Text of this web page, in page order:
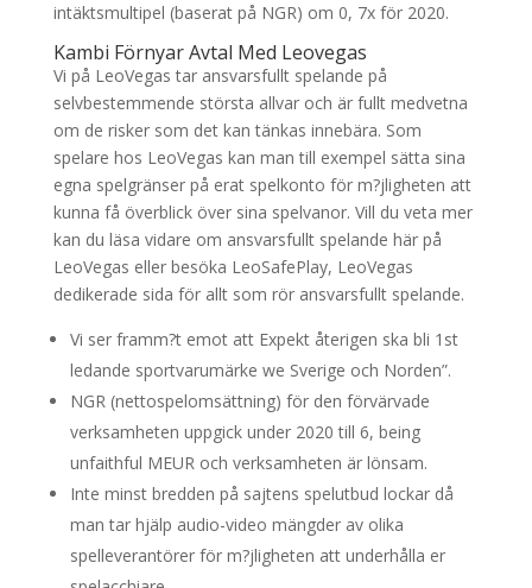
intäktsmultipel (baserat på NGR) om 0, 7x för 2020.
Kambi Förnyar Avtal Med Leovegas
Vi på LeoVegas tar ansvarsfullt spelande på
selvbestemmende största allvar och är fullt medvetna
om de risker som det kan tänkas innebära. Som
spelare hos LeoVegas kan man till exempel sätta sina
egna spelgränser på erat spelkonto för m?jligheten att
kunna få överblick över sina spelvanor. Vill du veta mer
kan du läsa vidare om ansvarsfullt spelande här på
LeoVegas eller besöka LeoSafePlay, LeoVegas
dedikerade sida för allt som rör ansvarsfullt spelande.
Vi ser framm?t emot att Expekt återigen ska bli 1st
ledande sportvarumärke we Sverige och Norden”.
NGR (nettospelomsättning) för den förvärvade
verksamheten uppgick under 2020 till 6, being
unfaithful MEUR och verksamheten är lönsam.
Inte minst bredden på sajtens spelutbud lockar då
man tar hjälp audio-video mängder av olika
spelleverantörer för m?jligheten att underhålla er